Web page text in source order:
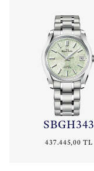
SBGH343
437.445,00 TL